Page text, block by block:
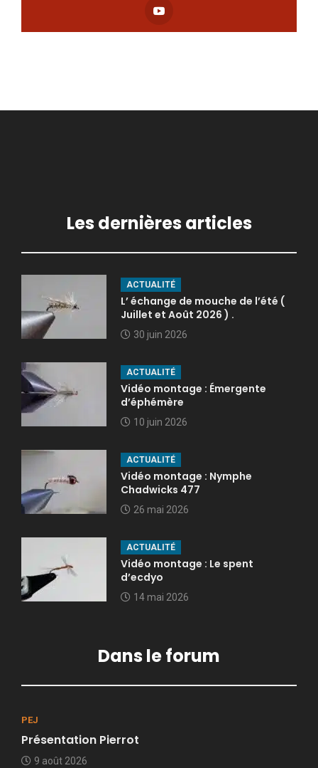
Les dernières articles
ACTUALITÉ
L’ échange de mouche de l’été (
Juillet et Août 2026 ) .
30 juin 2026
ACTUALITÉ
Vidéo montage : Émergente
d’éphémère
10 juin 2026
ACTUALITÉ
Vidéo montage : Nymphe
Chadwicks 477
26 mai 2026
ACTUALITÉ
Vidéo montage : Le spent
d’ecdyo
14 mai 2026
Dans le forum
PEJ
Présentation Pierrot
9 août 2026